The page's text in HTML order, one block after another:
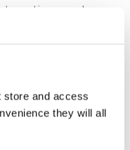
store and access
they will all
motivo y con la
interno en un
de
con SAP,
que Zetes lleva
el entorno: